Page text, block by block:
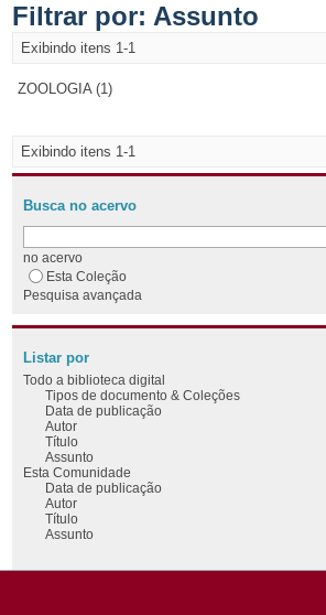
Filtrar por: Assunto
Exibindo itens 1-1
ZOOLOGIA (1)
Exibindo itens 1-1
Busca no acervo
no acervo
Esta Coleção
Pesquisa avançada
Listar por
Todo a biblioteca digital
Tipos de documento & Coleções
Data de publicação
Autor
Título
Assunto
Esta Comunidade
Data de publicação
Autor
Título
Assunto